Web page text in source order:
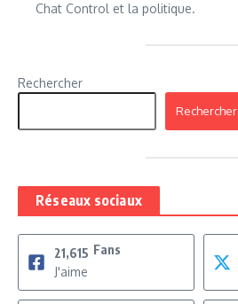
Chat Control et la politique.
Rechercher
Rechercher
Réseaux sociaux
21,615 Fans
J'aime